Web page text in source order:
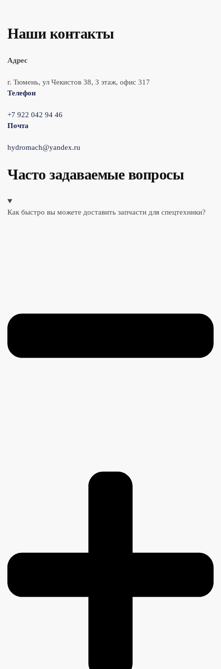
Наши контакты
Адрес
г. Тюмень, ул Чекистов 38, 3 этаж, офис 317
Телефон
+7 922 042 94 46
Почта
hydromach@yandex.ru
Часто задаваемые вопросы
Как быстро вы можете доставить запчасти для спецтехники?